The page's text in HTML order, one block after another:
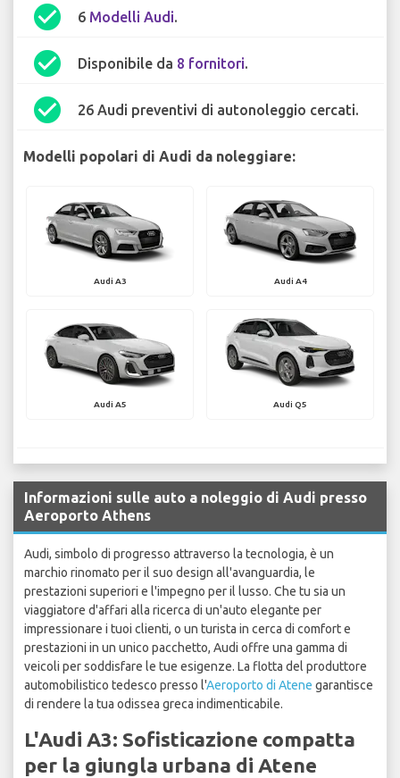
check_circle 6 Modelli Audi.
check_circle Disponibile da 8 fornitori.
check_circle 26 Audi preventivi di autonoleggio cercati.
Modelli popolari di Audi da noleggiare:
Audi A3 Audi A4
Audi A5 Audi Q5
Informazioni sulle auto a noleggio di Audi presso
Aeroporto Athens
Audi, simbolo di progresso attraverso la tecnologia, è un
marchio rinomato per il suo design all'avanguardia, le
prestazioni superiori e l'impegno per il lusso. Che tu sia un
viaggiatore d'affari alla ricerca di un'auto elegante per
impressionare i tuoi clienti, o un turista in cerca di comfort e
prestazioni in un unico pacchetto, Audi offre una gamma di
veicoli per soddisfare le tue esigenze. La flotta del produttore
automobilistico tedesco presso l'Aeroporto di Atene garantisce
di rendere la tua odissea greca indimenticabile.
L'Audi A3: Sofisticazione compatta
per la giungla urbana di Atene